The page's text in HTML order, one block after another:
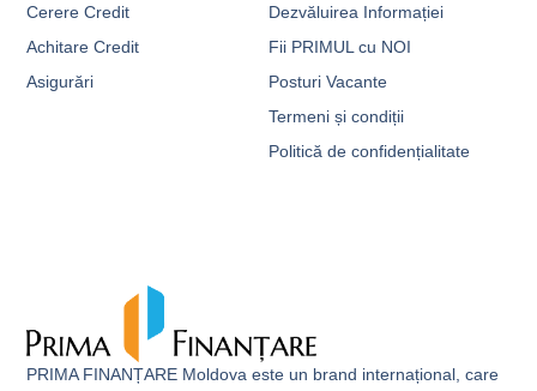
PRIMA FINANȚARE Moldova este un brand internațional, care
Dezvăluirea Informației
Fii PRIMUL cu NOI
Posturi Vacante
Termeni și condiții
Politică de confidențialitate
Cerere Credit
Achitare Credit
Asigurări